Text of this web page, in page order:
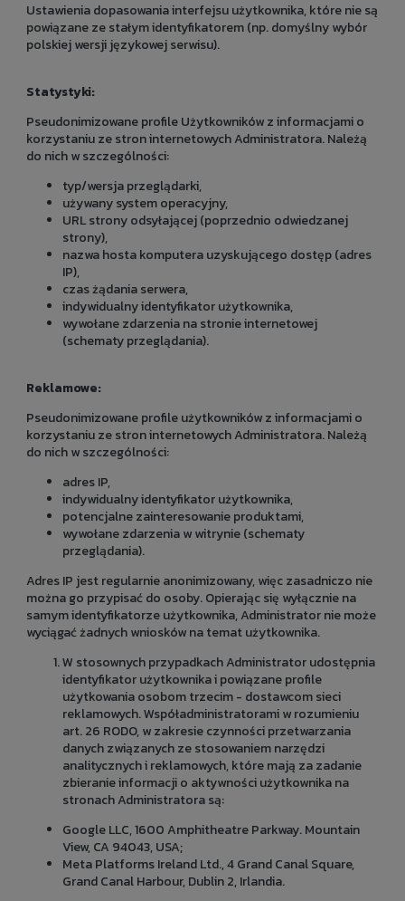
Ustawienia dopasowania interfejsu użytkownika, które nie są
powiązane ze stałym identyfikatorem (np. domyślny wybór
polskiej wersji językowej serwisu).
Statystyki:
Pseudonimizowane profile Użytkowników z informacjami o
korzystaniu ze stron internetowych Administratora. Należą
do nich w szczególności:
typ/wersja przeglądarki,
używany system operacyjny,
URL strony odsyłającej (poprzednio odwiedzanej
strony),
nazwa hosta komputera uzyskującego dostęp (adres
IP),
czas żądania serwera,
indywidualny identyfikator użytkownika,
wywołane zdarzenia na stronie internetowej
(schematy przeglądania).
Reklamowe:
Pseudonimizowane profile użytkowników z informacjami o
korzystaniu ze stron internetowych Administratora. Należą
do nich w szczególności:
adres IP,
indywidualny identyfikator użytkownika,
potencjalne zainteresowanie produktami,
wywołane zdarzenia w witrynie (schematy
przeglądania).
Adres IP jest regularnie anonimizowany, więc zasadniczo nie
można go przypisać do osoby. Opierając się wyłącznie na
samym identyfikatorze użytkownika, Administrator nie może
wyciągać żadnych wniosków na temat użytkownika.
W stosownych przypadkach Administrator udostępnia
identyfikator użytkownika i powiązane profile
użytkowania osobom trzecim - dostawcom sieci
reklamowych. Współadministratorami w rozumieniu
art. 26 RODO, w zakresie czynności przetwarzania
danych związanych ze stosowaniem narzędzi
analitycznych i reklamowych, które mają za zadanie
zbieranie informacji o aktywności użytkownika na
stronach Administratora są:
Google LLC, 1600 Amphitheatre Parkway. Mountain
View, CA 94043, USA;
Meta Platforms Ireland Ltd., 4 Grand Canal Square,
Grand Canal Harbour, Dublin 2, Irlandia.